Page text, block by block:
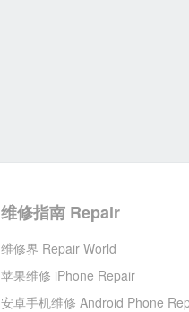
维修指南 Repair
维修界 Repair World
苹果维修 iPhone Repair
安卓手机维修 Android Phone